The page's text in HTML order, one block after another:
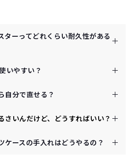
ターってどれくらい耐久性がある
題ないことが多いです。
耗しちゃうことも。ダブルキャス
、耐久性が上がる傾向があります
いやすい？
ただ、長時間だと腕が疲れる
、空港みたいな平らな場所でス
もあります。
自分で直せる？
えば直ることもあります。で
さいんだけど、どうすればいい？
す。まず濡れ布で拭いて、
ケースの手入れはどうやるの？